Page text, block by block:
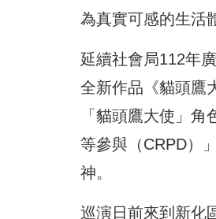
為真實可感的生活
延續社會局112年
全新作品《貓頭鷹
「貓頭鷹大使」
等參與（CRPD）
神。
巡演日前來到新化